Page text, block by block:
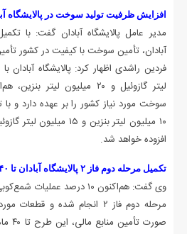
افزایش ظرفیت تولید سوخت در پالایشگاه
آبادان، تأمین سوخت با کیفیت در کشور
لیتر گازوئیل و ۲۰ میلیون
۱۰ میلیون لیتر بنزین و ۱۵
افزوده خواهد شد.
تکمیل مرحله دوم فاز ۲ پالایشگاه آبادان تا ۴۰ ماه آینده
مرحله دوم فاز ۲ انجام شده و
صورت